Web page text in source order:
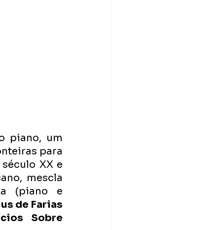
piano, um
para
XX e
mescla
(piano e
de Farias
Sobre